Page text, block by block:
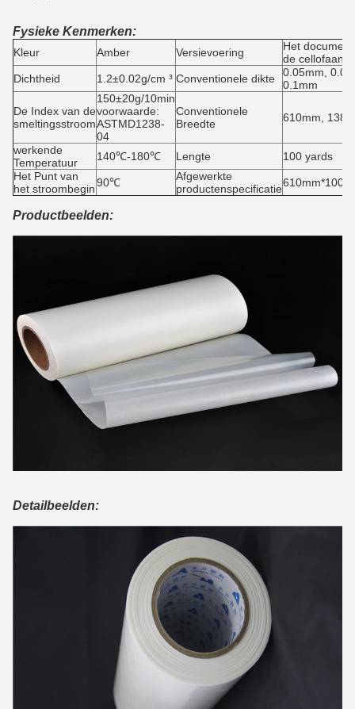
Fysieke Kenmerken:
Kleur Amber Versievoering
Het
de
Dichtheid
1.2±0.02g/cm ³ Conventionele dikte
0.05mm,
0.1mm
De Index van de
smeltingsstroom
150±20g/10min
voorwaarde:
ASTMD1238-
04
Conventionele
Breedte
610mm,
werkende
Temperatuur
140℃-180℃ Lengte
100 yards
Het Punt van
het stroombegin90℃
Afgewerkte
productenspecificatie
Productbeelden:
Detailbeelden: